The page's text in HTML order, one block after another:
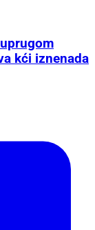
kći iznenada